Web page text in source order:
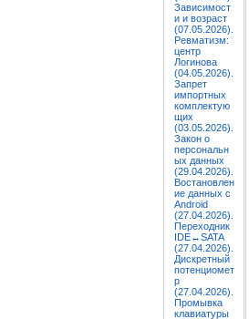
Зависимост
и и возраст
(07.05.2026).
Ревматизм:
центр
Логинова
(04.05.2026).
Запрет
импортных
комплектую
щих
(03.05.2026).
Закон о
персональн
ых данных
(29.04.2026).
Востановлен
ие данных с
Android
(27.04.2026).
Переходник
IDE↔SATA
(27.04.2026).
Дискретный
потенциомет
р
(27.04.2026).
Промывка
клавиатуры